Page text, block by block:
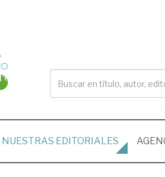
NUESTRAS EDITORIALES